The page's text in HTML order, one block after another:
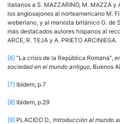
italianos a S. MAZZARINO, M. MAZZA y
los anglosajones al norteamericano M.
weberiano, y al marxista británico G. de
más destacados autores hispanos al
ARCE, R. TEJA y A. PRIETO ARCINIEGA.
[6] “La crisis de la República Romana”,
sociedad en el mundo antiguo, Buenos
[7] Ibídem, p.7
[8] Ibídem, p.29
[9] PLACIDO D., Introducción al mundo